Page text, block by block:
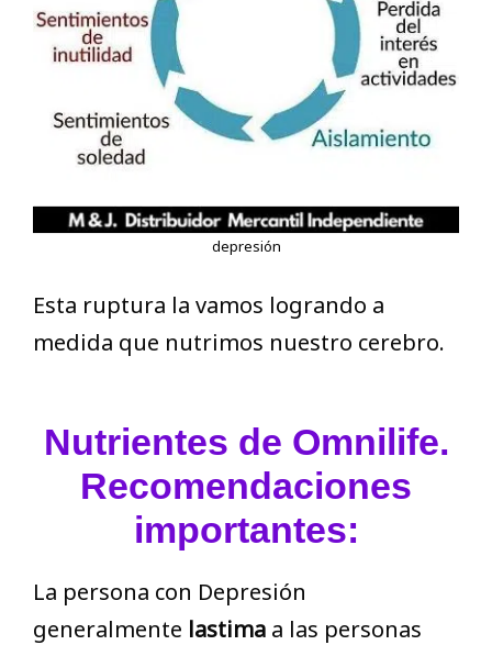
depresión
Esta ruptura la vamos logrando a
medida que nutrimos nuestro cerebro.
Nutrientes de Omnilife.
Recomendaciones
importantes:
La persona con Depresión
generalmente lastima a las personas